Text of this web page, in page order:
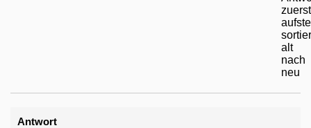
Antwort